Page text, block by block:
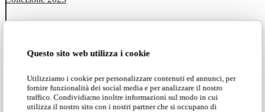
Questo sito web utilizza i cookie
Utilizziamo i cookie per personalizzare contenuti ed annunci, per
fornire funzionalità dei social media e per analizzare il nostro
traffico. Condividiamo inoltre informazioni sul modo in cui
utilizza il nostro sito con i nostri partner che si occupano di
Karman Zoo
Progetti
Social network